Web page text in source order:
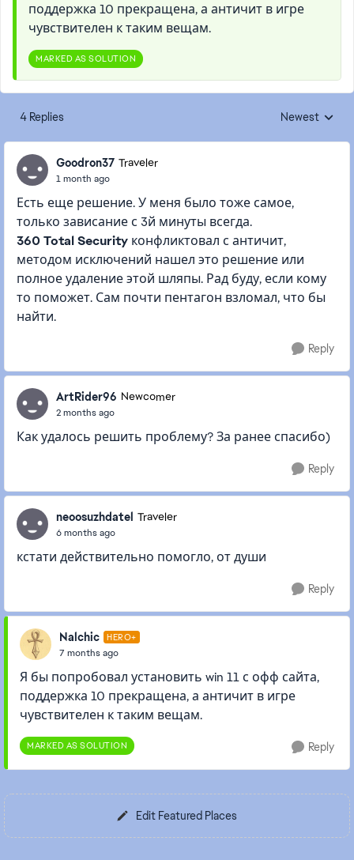
поддержка 10 прекращена, а античит в игре
чувствителен к таким вещам.
MARKED AS SOLUTION
4 Replies Replies sorted
Newest
Goodron37 Traveler
1 month ago
Есть еще решение. У меня было тоже самое,
только зависание с 3й минуты всегда.
360TotalSecurity конфликтовал с античит,
методом исключений нашел это решение или
полное удаление этой шляпы. Рад буду, если кому
то поможет. Сам почти пентагон взломал, что бы
найти.
Reply
ArtRider96 Newcomer
2 months ago
Как удалось решить проблему? За ранее спасибо)
Reply
neoosuzhdatel Traveler
6 months ago
кстати действительно помогло, от души
Reply
Nalchic HERO+
7 months ago
Я бы попробовал установить win 11 с офф сайта,
поддержка 10 прекращена, а античит в игре
чувствителен к таким вещам.
MARKED AS SOLUTION Reply
Edit Featured Places